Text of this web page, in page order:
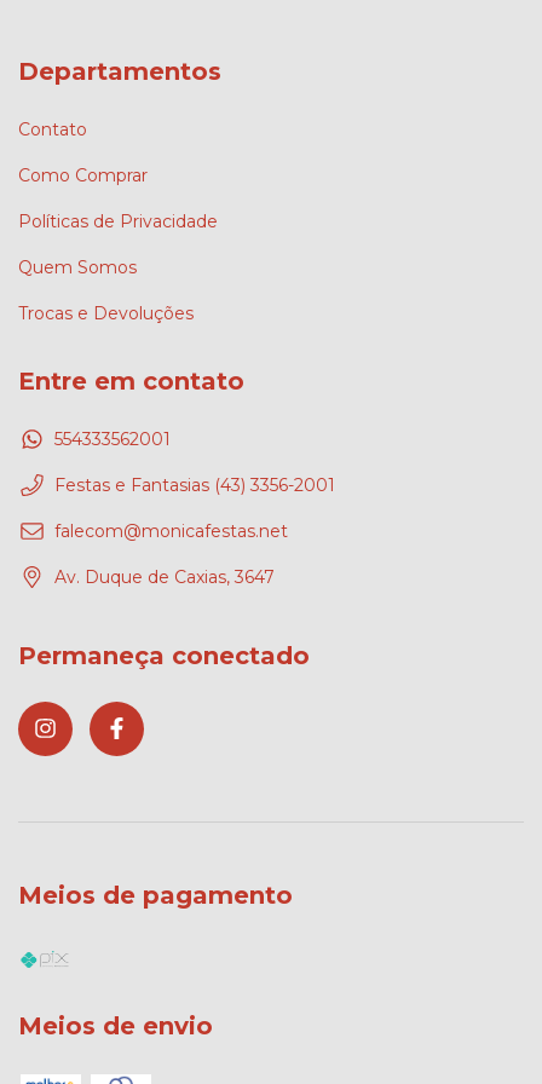
Departamentos
Contato
Como Comprar
Políticas de Privacidade
Quem Somos
Trocas e Devoluções
Entre em contato
554333562001
Festas e Fantasias (43) 3356-2001
falecom@monicafestas.net
Av. Duque de Caxias, 3647
Permaneça conectado
Meios de pagamento
Meios de envio